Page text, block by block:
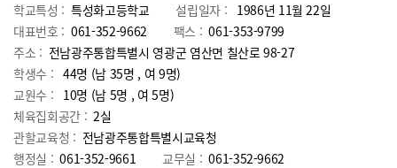
학교특성 : 특성화고등학교 설립일자 : 1986년 11월 22일
대표번호 : 061-352-9662 팩스 : 061-353-9799
주소 : 전남광주통합특별시 영광군 염산면 칠산로 98-27
학생수 : 44명 (남 35명 , 여 9명)
교원수 : 10명 (남 5명 , 여5명)
체육집회공간 : 2실
관할교육청 : 전남광주통합특별시교육청
행정실 : 061-352-9661 교무실 : 061-352-9662